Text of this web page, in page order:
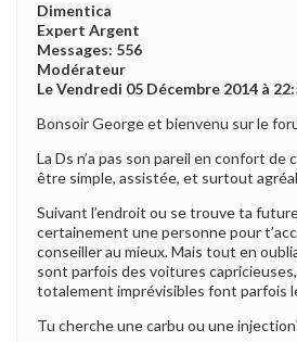
Dimentica
Expert Argent
Messages: 556
Modérateur
Le Vendredi 05 Décembre 2014 à
Bonsoir George et bienvenu sur le
La Ds n’a pas son pareil en confort de
être simple, assistée, et surtout
Suivant l’endroit ou se trouve ta
certainement une personne pour
conseiller au mieux. Mais tout en
sont parfois des voitures
totalement imprévisibles font parfois
Tu cherche une carbu ou une